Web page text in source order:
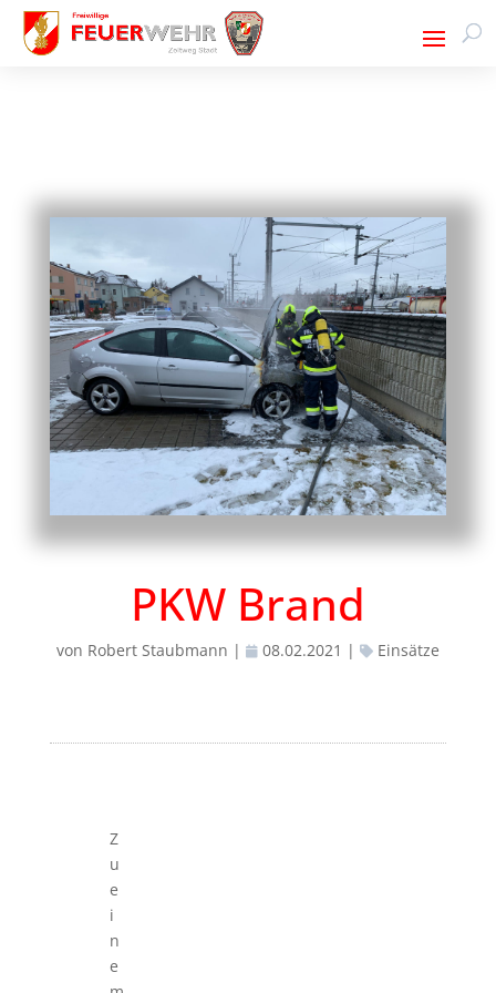
PKW Brand
von Robert Staubmann | 08.02.2021 | Einsätze
Z
u
e
i
n
e